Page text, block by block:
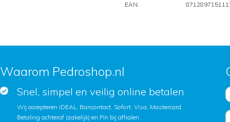
EAN:
Waarom Pedroshop.nl
Snel, simpel en veilig online betalen
Wij accepteren iDEAL, Bancontact, Sofort, Visa, Mastercard,
Betaling achteraf (zakelijk) en Pin bij afhalen.